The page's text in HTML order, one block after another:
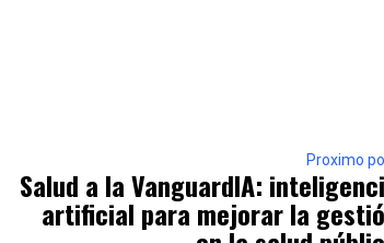
Proximo
Salud a la VanguardIA:
artificial para mejorar la